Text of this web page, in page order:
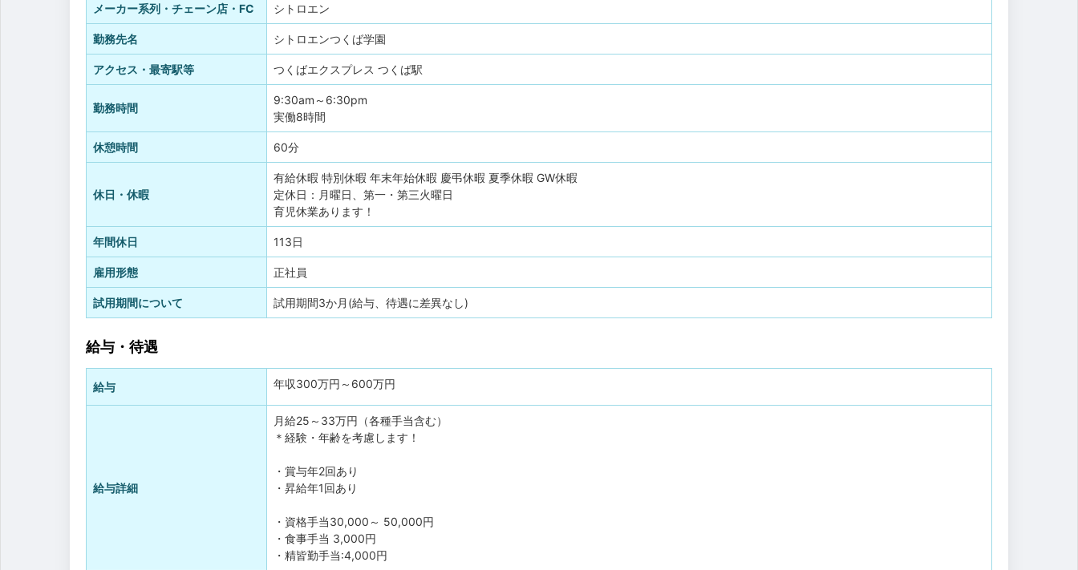
メーカー系列・チェーン店・FC シトロエン
勤務先名 シトロエンつくば学園
アクセス・最寄駅等 つくばエクスプレス つくば駅
勤務時間
9:30am～6:30pm
実働8時間
休憩時間 60分
休日・休暇
有給休暇 特別休暇 年末年始休暇 慶弔休暇 夏季休暇 GW休暇
定休日：月曜日、第一・第三火曜日
育児休業あります！
年間休日 113日
雇用形態 正社員
試用期間について 試用期間3か月(給与、待遇に差異なし)
給与・待遇
給与 年収300万円 ～ 600万円
給与詳細
月給25～33万円（各種手当含む）
＊経験・年齢を考慮します！
・賞与年2回あり
・昇給年1回あり
・資格手当30,000～ 50,000円
・食事手当 3,000円
・精皆勤手当:4,000円